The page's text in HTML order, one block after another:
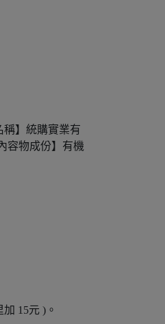
稱】統購實業有
容物成份】有機
15元 )。